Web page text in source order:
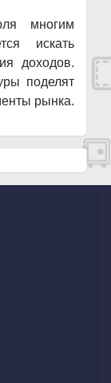
многим
искать
доходов.
поделят
рынка.